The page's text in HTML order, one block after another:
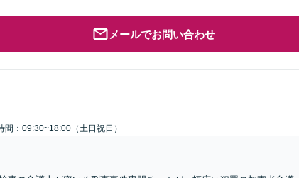
メールでお問い合わせ
間：09:30~18:00（土日祝日）